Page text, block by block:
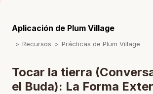
Italiano
Aplicación de Plum Village
Recursos Prácticas de Plum Village
Tocar la tierra
el Buda): La Forma